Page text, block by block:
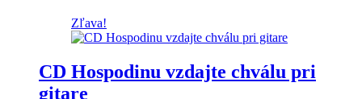
Zľava!
CD Hospodinu vzdajte chválu pri
gitare